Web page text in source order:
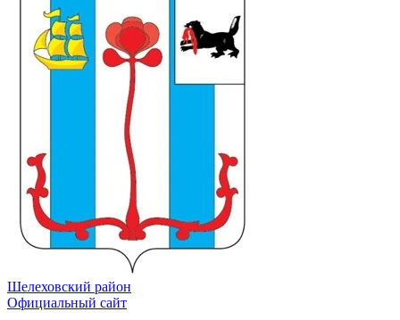
Шелеховский район
Официальный сайт